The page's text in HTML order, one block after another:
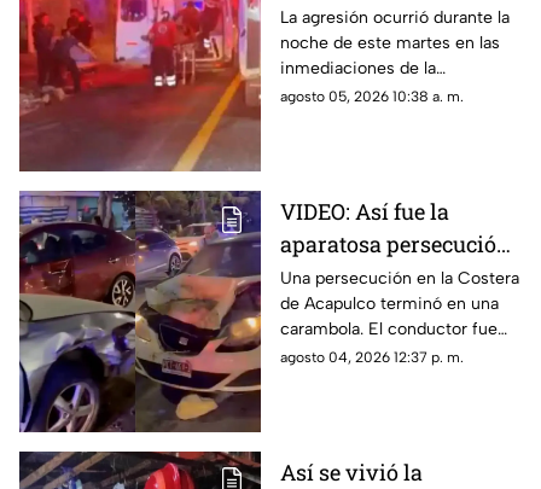
carretera federal de
Iguala
La agresión ocurrió durante la
noche de este martes en las
inmediaciones de la
comunidad de El Naranjo.
agosto 05, 2026 10:38 a. m.
VIDEO: Así fue la
aparatosa persecución
que terminó en
carambola en la
Costera de Acapulco
Una persecución en la Costera
de Acapulco terminó en una
carambola. El conductor fue
detenido y reportan personas
agosto 04, 2026 12:37 p. m.
Así se vivió la